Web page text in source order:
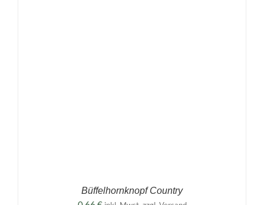
Büffelhornknopf Country